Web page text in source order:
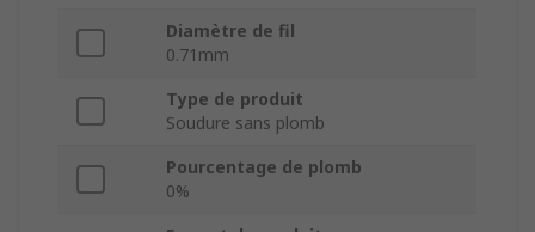
Diamètre de fil
0.71mm
Type de produit
Soudure sans plomb
Pourcentage de plomb
0%